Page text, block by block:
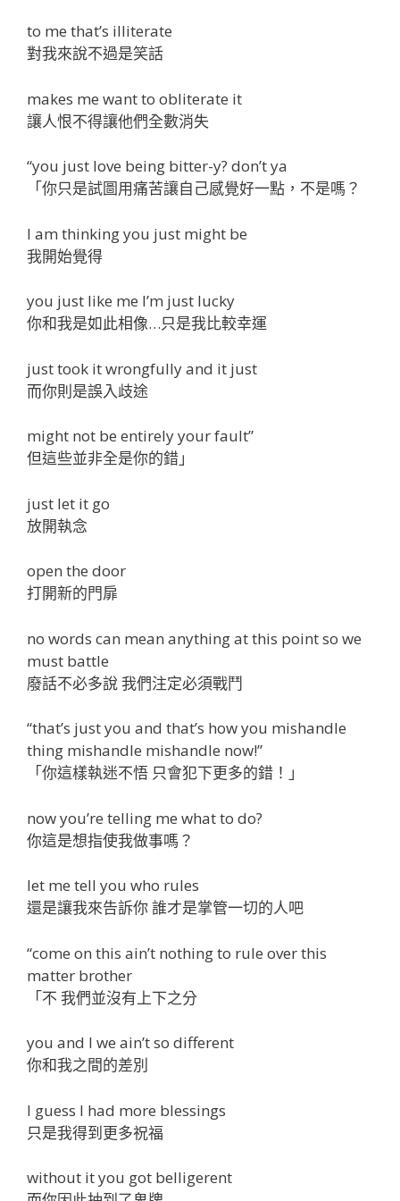
to me that’s illiterate
對我來說不過是笑話
makes me want to obliterate it
讓人恨不得讓他們全數消失
“you just love being bitter-y? don’t ya
「你只是試圖用痛苦讓自己感覺好一點，不是嗎？
I am thinking you just might be
我開始覺得
you just like me I’m just lucky
你和我是如此相像…只是我比較幸運
just took it wrongfully and it just
而你則是誤入歧途
might not be entirely your fault”
但這些並非全是你的錯」
just let it go
放開執念
open the door
打開新的門扉
no words can mean anything at this point so we
must battle
廢話不必多說 我們注定必須戰鬥
“that’s just you and that’s how you mishandle
thing mishandle mishandle now!”
「你這樣執迷不悟 只會犯下更多的錯！」
now you’re telling me what to do?
你這是想指使我做事嗎？
let me tell you who rules
還是讓我來告訴你 誰才是掌管一切的人吧
“come on this ain’t nothing to rule over this
matter brother
「不 我們並沒有上下之分
you and I we ain’t so different
你和我之間的差別
I guess I had more blessings
只是我得到更多祝福
without it you got belligerent